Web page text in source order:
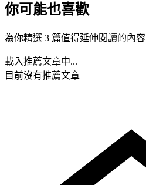
你可能也喜歡
為你精選 3 篇值得延伸閱讀的內容
載入推薦文章中...
目前沒有推薦文章